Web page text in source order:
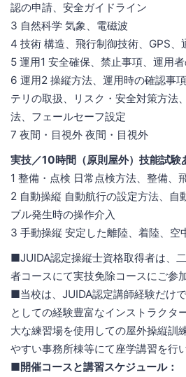
認の申請、安全ガイドライン
3 自然科学 気象、電磁波
4 技術 構造、飛行制御技術、GPS、
5 運用1 安全確保、禁止事項、運用
6 運用2 操縦方法、運用時の確認事
テリの取扱、リスク・安全対策方法
法、フェールセーフ設定
7 夜間・目視外 夜間・目視外
実技／10時間（原則屋外）技能試験
1 整備・点検 日常点検方法、整備、
2 自動操縦 自動航行の設定方法、自
ブル発生時の操作介入
3 手動操縦 安定した離陸、着陸、空
■JUIDA認定操縦士資格取得者は、
者コースにて実技免除コースにご参
■当校は、JUIDA認定講師経験だけ
としての経験豊富なインストラクタ
大な練習場を使用しての屋外操縦訓
やすい事務所棟等にて座学講習を行い
■開催コースと講習スケジュール：